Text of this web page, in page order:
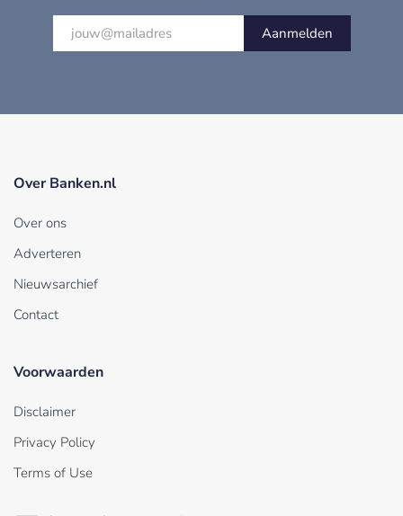
Aanmelden
Over Banken.nl
Over ons
Adverteren
Nieuwsarchief
Contact
Voorwaarden
Disclaimer
Privacy Policy
Terms of Use